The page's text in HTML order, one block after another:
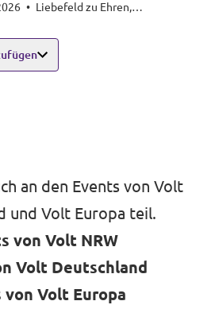
•
an den Events von Volt
und Volt Europa teil.
von Volt NRW
Volt Deutschland
von Volt Europa